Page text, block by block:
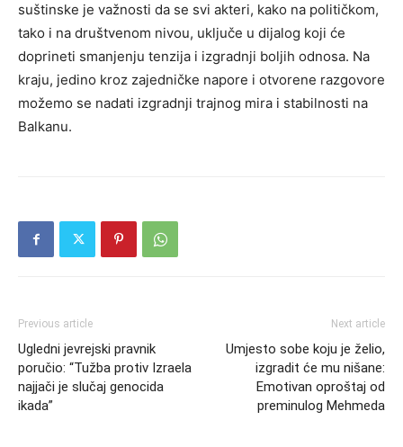
suštinske je važnosti da se svi akteri, kako na političkom,
tako i na društvenom nivou, uključe u dijalog koji će
doprineti smanjenju tenzija i izgradnji boljih odnosa. Na
kraju, jedino kroz zajedničke napore i otvorene razgovore
možemo se nadati izgradnji trajnog mira i stabilnosti na
Balkanu.
Previous article
Ugledni jevrejski pravnik
poručio: “Tužba protiv Izraela
najjači je slučaj genocida
ikada”
Next article
Umjesto sobe koju je želio,
izgradit će mu nišane:
Emotivan oproštaj od
preminulog Mehmeda